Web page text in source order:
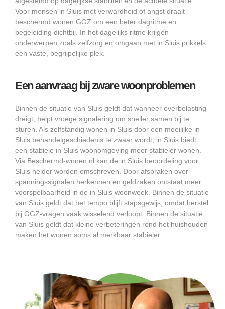
Voor mensen in Sluis met verwardheid of angst draait
beschermd wonen GGZ om een beter dagritme en
begeleiding dichtbij. In het dagelijks ritme krijgen
onderwerpen zoals zelfzorg en omgaan met in Sluis prikkels
een vaste, begrijpelijke plek.
Een aanvraag bij zware woonproblemen
Binnen de situatie van Sluis geldt dat wanneer overbelasting
dreigt, helpt vroege signalering om sneller samen bij te
sturen. Als zelfstandig wonen in Sluis door een moeilijke in
Sluis behandelgeschiedenis te zwaar wordt, in Sluis biedt
een stabiele in Sluis woonomgeving meer stabieler wonen.
Via Beschermd-wonen.nl kan de in Sluis beoordeling voor
Sluis helder worden omschreven. Door afspraken over
spanningssignalen herkennen en geldzaken ontstaat meer
voorspelbaarheid in de in Sluis woonweek. Binnen de situatie
van Sluis geldt dat het tempo blijft stapsgewijs, omdat herstel
bij GGZ-vragen vaak wisselend verloopt. Binnen de situatie
van Sluis geldt dat kleine verbeteringen rond het huishouden
maken het wonen soms al merkbaar stabieler.